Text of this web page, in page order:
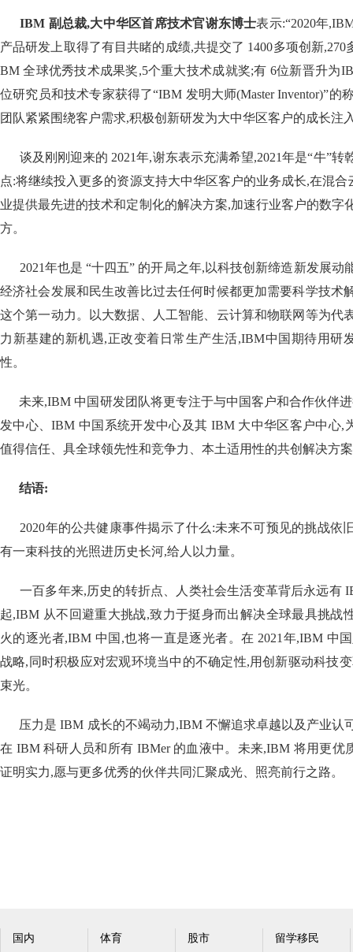
IBM 副总裁,大中华区首席技术官谢东博士表示:“2020年
产品研发上取得了有目共睹的成绩,共提交了 1400多项创新
BM 全球优秀技术成果奖,5个重大技术成就奖;有 6位新晋升为
位研究员和技术专家获得了“IBM 发明大师(Master Inventor)”的
团队紧紧围绕客户需求,积极创新研发为大中华区客户的成长注
谈及刚刚迎来的 2021年,谢东表示充满希望,2021年是“牛”转
点:将继续投入更多的资源支持大中华区客户的业务成长,在混
业提供最先进的技术和定制化的解决方案,加速行业客户的数字
方。
2021年也是 “十四五” 的开局之年,以科技创新缔造新发展动
经济社会发展和民生改善比过去任何时候都更加需要科学技术
这个第一动力。以大数据、人工智能、云计算和物联网等为代
力新基建的新机遇,正改变着日常生产生活,IBM中国期待用研
性。
未来,IBM 中国研发团队将更专注于与中国客户和合作伙伴
发中心、IBM 中国系统开发中心及其 IBM 大中华区客户中心,
值得信任、具全球领先性和竞争力、本土适用性的共创解决方
结语:
2020年的公共健康事件揭示了什么:未来不可预见的挑战依
有一束科技的光照进历史长河,给人以力量。
一百多年来,历史的转折点、人类社会生活变革背后永远有
起,IBM 从不回避重大挑战,致力于挺身而出解决全球最具挑战
火的逐光者,IBM 中国,也将一直是逐光者。在 2021年,IBM 中
战略,同时积极应对宏观环境当中的不确定性,用创新驱动科技
束光。
压力是 IBM 成长的不竭动力,IBM 不懈追求卓越以及产业认
在 IBM 科研人员和所有 IBMer 的血液中。未来,IBM 将用更优
证明实力,愿与更多优秀的伙伴共同汇聚成光、照亮前行之路。
国内 体育 股市 留学移民